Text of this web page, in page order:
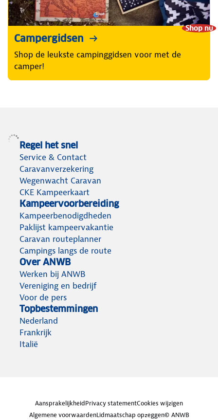
Shop nu
Campergidsen
Shop de leukste campinggidsen voor met de
camper!
Regel het snel
Service & Contact
Caravanverzekering
Wegenwacht Caravan
CKE Kampeerkaart
Kampeervoorbereiding
Kampeerbenodigdheden
Paklijst kampeervakantie
Caravan routeplanner
Campings langs de route
Over ANWB
Werken bij ANWB
Vereniging en bedrijf
Voor de pers
Topbestemmingen
Nederland
Frankrijk
Italië
AansprakelijkheidPrivacy statementCookies wijzigen
Algemene voorwaardenLidmaatschap opzeggen© ANWB